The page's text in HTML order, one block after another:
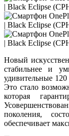
Новый
стабильнее и
удивительные
Это стало
которая
поколения,
обеспечивает